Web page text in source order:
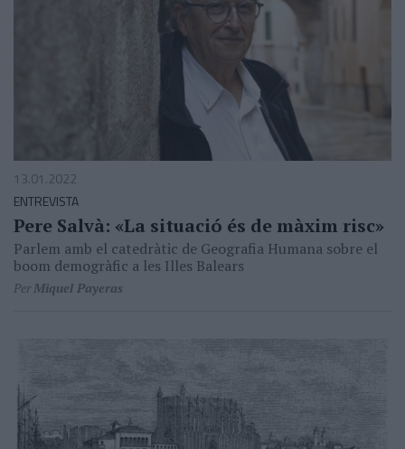
13.01.2022
ENTREVISTA
Pere Salvà: «La situació és de màxim risc»
Parlem amb el catedràtic de Geografia Humana sobre el
boom demogràfic a les Illes Balears
PerMiquel Payeras